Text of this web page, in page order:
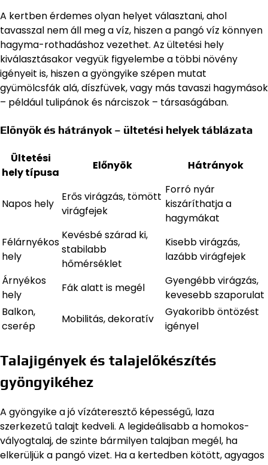
A kertben érdemes olyan helyet választani, ahol
tavasszal nem áll meg a víz, hiszen a pangó víz könnyen
hagyma-rothadáshoz vezethet. Az ültetési hely
kiválasztásakor vegyük figyelembe a többi növény
igényeit is, hiszen a gyöngyike szépen mutat
gyümölcsfák alá, díszfüvek, vagy más tavaszi hagymások
– például tulipánok és nárciszok – társaságában.
Előnyök és hátrányok – ültetési helyek táblázata
Ültetési
hely típusa
Előnyök Hátrányok
Napos hely
Erős virágzás, tömött
virágfejek
Forró nyár
kiszáríthatja a
hagymákat
Félárnyékos
hely
Kevésbé szárad ki,
stabilabb
hőmérséklet
Kisebb virágzás,
lazább virágfejek
Árnyékos
hely
Fák alatt is megél
Gyengébb virágzás,
kevesebb szaporulat
Balkon,
cserép
Mobilitás, dekoratív
Gyakoribb öntözést
igényel
Talajigények és talajelőkészítés
gyöngyikéhez
A gyöngyike a jó vízáteresztő képességű, laza
szerkezetű talajt kedveli. A legideálisabb a homokos-
vályogtalaj, de szinte bármilyen talajban megél, ha
elkerüljük a pangó vizet. Ha a kertedben kötött, agyagos